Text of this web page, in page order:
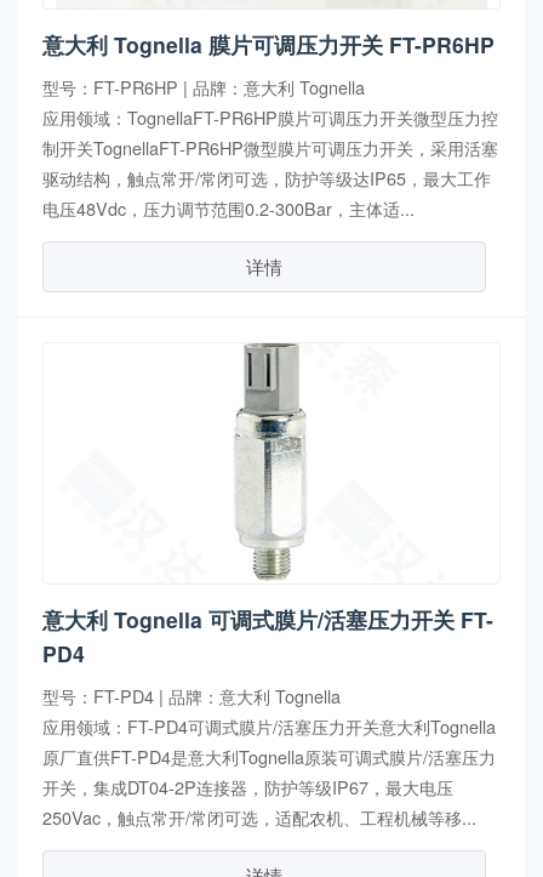
意大利 Tognella 膜片可调压力开关 FT-PR6HP
型号：FT-PR6HP | 品牌：意大利 Tognella
应用领域：TognellaFT-PR6HP膜片可调压力开关微型压力控
制开关TognellaFT-PR6HP微型膜片可调压力开关，采用活塞
驱动结构，触点常开/常闭可选，防护等级达IP65，最大工作
电压48Vdc，压力调节范围0.2-300Bar，主体适...
详情
意大利 Tognella 可调式膜片/活塞压力开关 FT-
PD4
型号：FT-PD4 | 品牌：意大利 Tognella
应用领域：FT-PD4可调式膜片/活塞压力开关意大利Tognella
原厂直供FT-PD4是意大利Tognella原装可调式膜片/活塞压力
开关，集成DT04-2P连接器，防护等级IP67，最大电压
250Vac，触点常开/常闭可选，适配农机、工程机械等移...